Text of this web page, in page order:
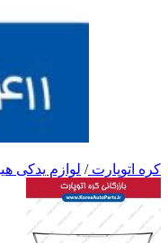
کره اتوپارت/ لوازم یدکی